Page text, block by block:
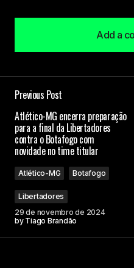
Add a
Add a
Campos obrigatórios
Comment *
Your Name
Previous Post
Atlético-MG encerra preparação
para a final da Libertadores
contra o Botafogo com
novidade no time titular
Atlético-MG Botafogo
Libertadores
29 de novembro de 2024
by Tiago Brandão